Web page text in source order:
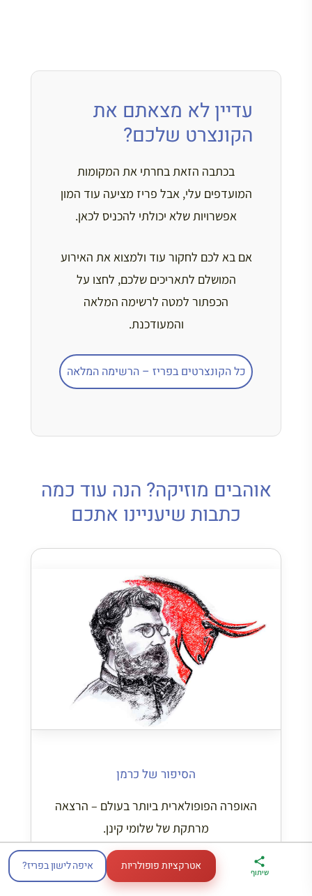
המועדפים עלי, אבל פריז מציעה עוד המון
אפשרויות שלא יכולתי להכניס לכאן.
המושלם לתאריכים שלכם, לחצו על
הכפתור למטה לרשימה המלאה
כל הקונצרטים בפריז – הרשימה המלאה
אוהבים מוזיקה? הנה עוד כמה
הסיפור של כרמן
האופרה הפופולארית ביותר בעולם – הרצאה
מרתקת של שלומי קינן.
ארגז הכלים שלי
לטיול בצרפת
מדריך פריז
במתנה
דברו
איתי בווטסאפ
שיתוף אטרקציות פופולריות איפה לישון בפריז?